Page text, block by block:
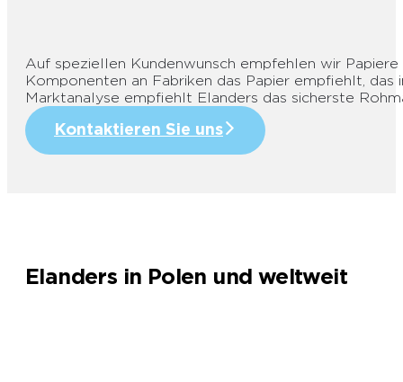
Auf speziellen Kundenwunsch empfehlen wir
Komponenten an Fabriken das Papier empfiehlt,
Marktanalyse empfiehlt Elanders das sicherste
Kontaktieren Sie uns
Elanders in Polen und weltweit